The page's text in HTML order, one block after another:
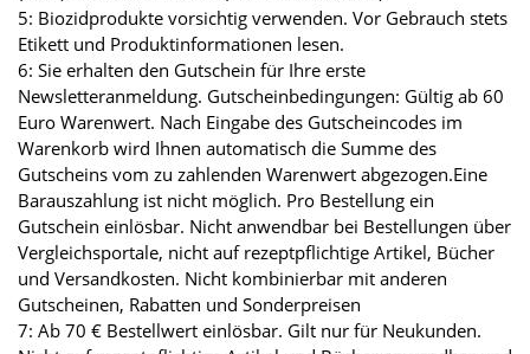
5: Biozidprodukte vorsichtig verwenden. Vor Gebrauch stets
Etikett und Produktinformationen lesen.
6: Sie erhalten den Gutschein für Ihre erste
Newsletteranmeldung. Gutscheinbedingungen: Gültig ab 60
Euro Warenwert. Nach Eingabe des Gutscheincodes im
Warenkorb wird Ihnen automatisch die Summe des
Gutscheins vom zu zahlenden Warenwert abgezogen.Eine
Barauszahlung ist nicht möglich. Pro Bestellung ein
Gutschein einlösbar. Nicht anwendbar bei Bestellungen über
Vergleichsportale, nicht auf rezeptpflichtige Artikel, Bücher
und Versandkosten. Nicht kombinierbar mit anderen
Gutscheinen, Rabatten und Sonderpreisen
7: Ab 70 € Bestellwert einlösbar. Gilt nur für Neukunden.